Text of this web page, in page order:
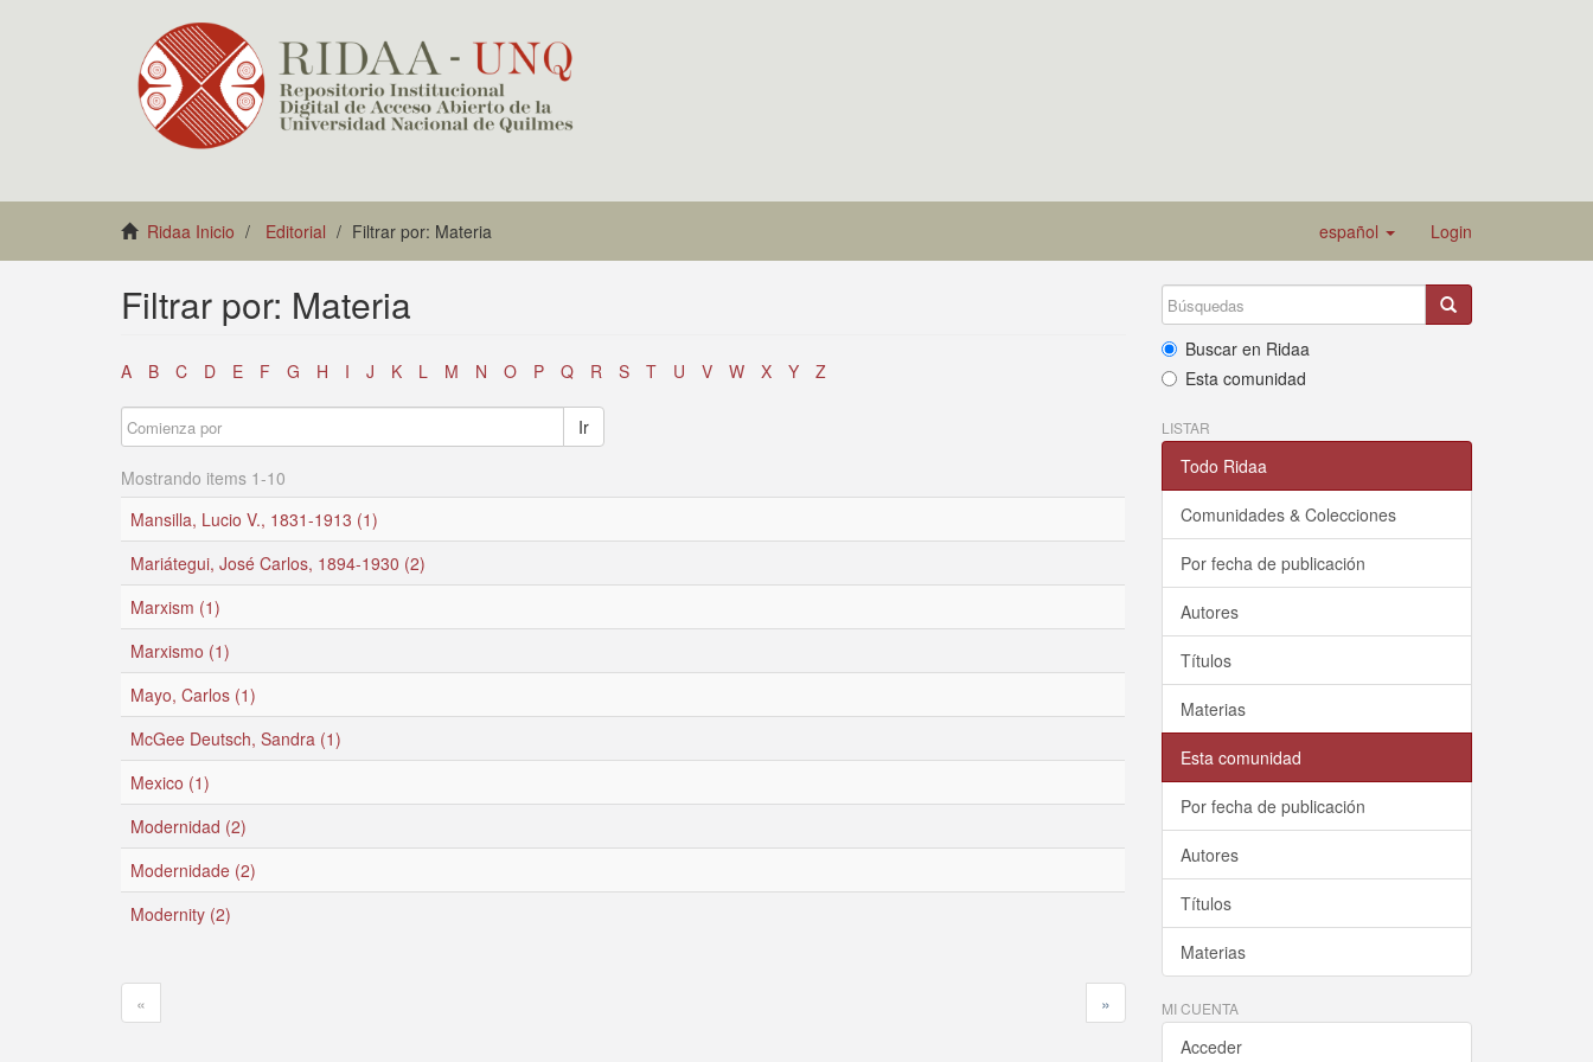
Ridaa Inicio Editorial Filtrar por: Materia español Login
Filtrar por: Materia
A B C D E F G H I J K L M N O P Q R S T U V W X Y Z
Ir
Mostrando items 1-10
Mansilla, Lucio V., 1831-1913 (1)
Mariátegui, José Carlos, 1894-1930 (2)
Marxism (1)
Marxismo (1)
Mayo, Carlos (1)
McGee Deutsch, Sandra (1)
Mexico (1)
Modernidad (2)
Modernidade (2)
Modernity (2)
« »
Buscar en Ridaa
Esta comunidad
LISTAR
Todo Ridaa
Comunidades & Colecciones
Por fecha de publicación
Autores
Títulos
Materias
Esta comunidad
Por fecha de publicación
Autores
Títulos
Materias
MI CUENTA
Acceder